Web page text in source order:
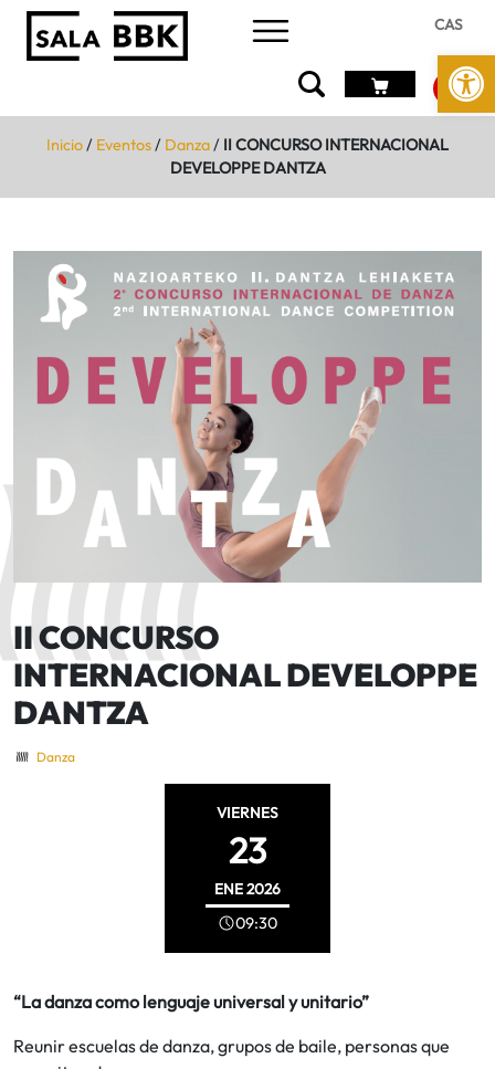
Abrir
CAS
Inicio/ Eventos/ Danza/ II CONCURSO INTERNACIONAL
DEVELOPPE DANTZA
II CONCURSO
INTERNACIONAL DEVELOPPE
DANTZA
Danza
VIERNES
23
ENE2026
09:30
“La danza como lenguaje universal y unitario”
Reunir escuelas de danza, grupos de baile, personas que